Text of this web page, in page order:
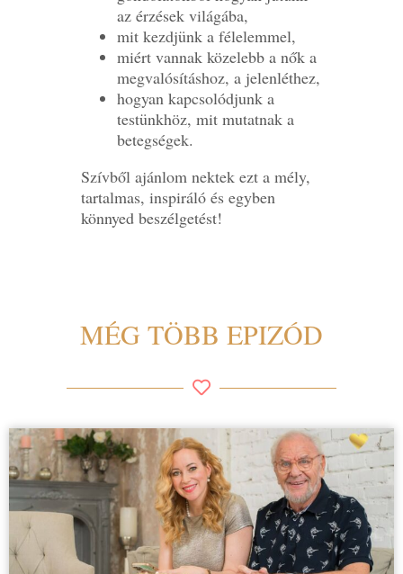
az érzések világába,
mit kezdjünk a félelemmel,
miért vannak közelebb a nők a
megvalósításhoz, a jelenléthez,
hogyan kapcsolódjunk a
testünkhöz, mit mutatnak a
betegségek.
Szívből ajánlom nektek ezt a mély,
tartalmas, inspiráló és egyben
könnyed beszélgetést!
MÉG TÖBB EPIZÓD